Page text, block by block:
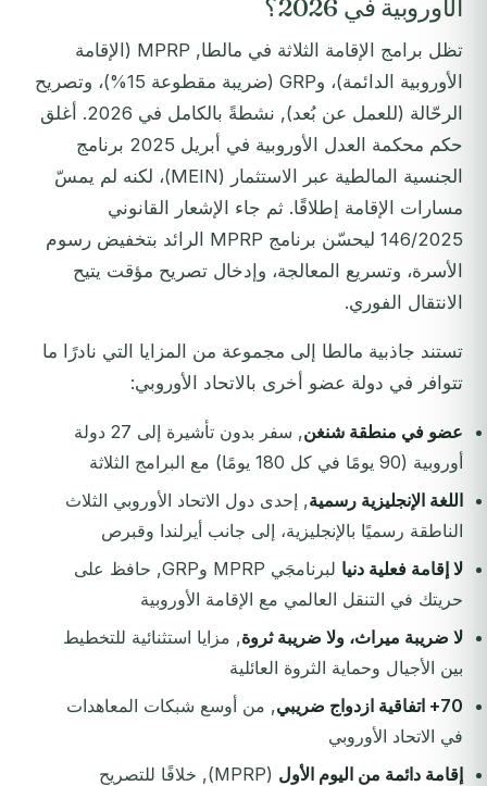
الأوروبية في 2026؟
تظل برامج الإقامة الثلاثة في مالطا, MPRP (الإقامة
الأوروبية الدائمة)، وGRP (ضريبة مقطوعة 15%)، وتصريح
الرحّالة (للعمل عن بُعد), نشطةً بالكامل في 2026. أغلق
حكم محكمة العدل الأوروبية في أبريل 2025 برنامج
الجنسية المالطية عبر الاستثمار (MEIN)، لكنه لم يمسّ
مسارات الإقامة إطلاقًا. ثم جاء الإشعار القانوني
146/2025 ليحسّن برنامج MPRP الرائد بتخفيض رسوم
الأسرة، وتسريع المعالجة، وإدخال تصريح مؤقت يتيح
الانتقال الفوري.
تستند جاذبية مالطا إلى مجموعة من المزايا التي نادرًا ما
تتوافر في دولة عضو أخرى بالاتحاد الأوروبي:
عضو في منطقة شنغن
, سفر بدون تأشيرة إلى 27 دولة
أوروبية (90 يومًا في كل 180 يومًا) مع البرامج الثلاثة
اللغة الإنجليزية رسمية, إحدى دول الاتحاد الأوروبي الثلاث
الناطقة رسميًا بالإنجليزية، إلى جانب أيرلندا وقبرص
لا إقامة فعلية دنيا
لبرنامجَي MPRP وGRP, حافظ على
حريتك في التنقل العالمي مع الإقامة الأوروبية
لا ضريبة ميراث، ولا ضريبة ثروة, مزايا استثنائية للتخطيط
بين الأجيال وحماية الثروة العائلية
70+ اتفاقية ازدواج ضريبي
, من أوسع شبكات المعاهدات
في الاتحاد الأوروبي
إقامة دائمة من اليوم الأول
(MPRP), خلافًا للتصريح